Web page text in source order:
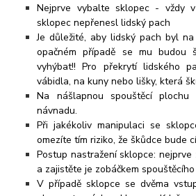
Nejprve vybalte sklopec - vždy
sklopec nepřenesl lidský pach
Je důležité, aby lidský pach byl
opačném případě se mu budou
vyhýbat!! Pro překrytí lidského
vábidla, na kuny nebo lišky, která
Na nášlapnou spouštěcí
návnadu.
Při jakékoliv manipulaci se
omezíte tím riziko, že škůdce bude
Postup nastražení sklopce:
a zajistěte je zobáčkem
V případě sklopce se dvěma